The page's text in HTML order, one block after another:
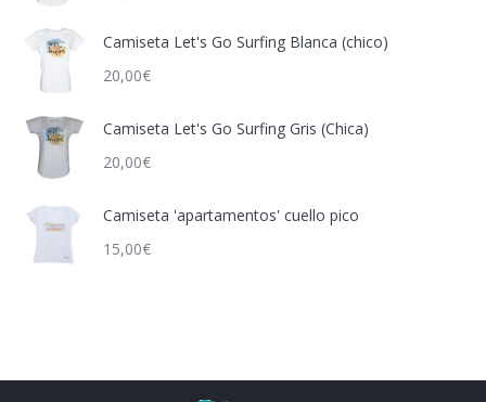
Camiseta Let's Go Surfing Blanca (chico)
20,00€
Camiseta Let's Go Surfing Gris (Chica)
20,00€
Camiseta 'apartamentos' cuello pico
15,00€